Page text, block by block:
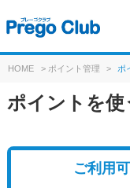
HOME > ポイント管理 > ポ
ポイントを使
ご利用